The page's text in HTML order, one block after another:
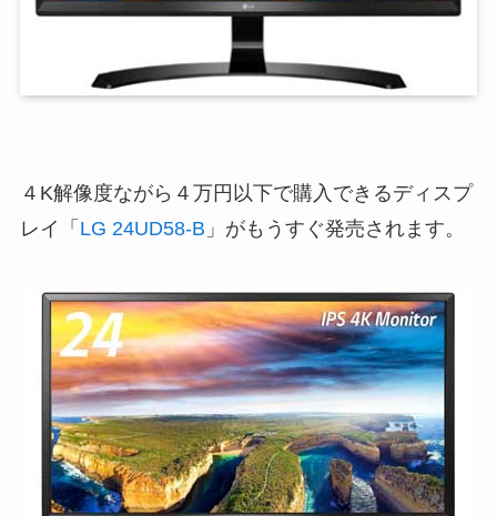
４K解像度ながら４万円以下で購入できるディスプ
レイ「 LG 24UD58-B 」がもうすぐ発売されます。